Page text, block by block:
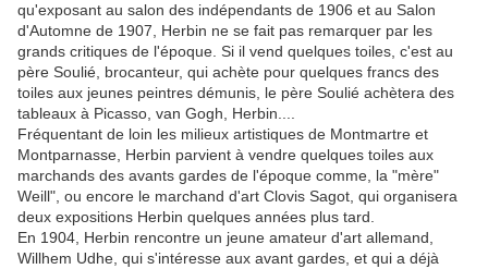
qu'exposant au salon des indépendants de 1906 et au Salon
d'Automne de 1907, Herbin ne se fait pas remarquer par les
grands critiques de l'époque. Si il vend quelques toiles, c'est au
père Soulié, brocanteur, qui achète pour quelques francs des
toiles aux jeunes peintres démunis, le père Soulié achètera des
tableaux à Picasso, van Gogh, Herbin....
Fréquentant de loin les milieux artistiques de Montmartre et
Montparnasse, Herbin parvient à vendre quelques toiles aux
marchands des avants gardes de l'époque comme, la "mère"
Weill", ou encore le marchand d'art Clovis Sagot, qui organisera
deux expositions Herbin quelques années plus tard.
En 1904, Herbin rencontre un jeune amateur d'art allemand,
Willhem Udhe, qui s'intéresse aux avant gardes, et qui a déjà